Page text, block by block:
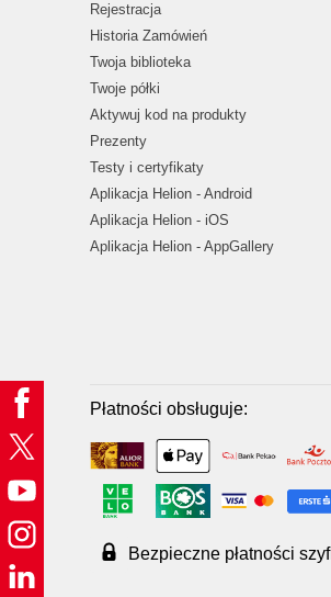
Rejestracja
Historia Zamówień
Twoja biblioteka
Twoje półki
Aktywuj kod na produkty
Prezenty
Testy i certyfikaty
Aplikacja Helion - Android
Aplikacja Helion - iOS
Aplikacja Helion - AppGallery
Płatności obsługuje:
Bezpieczne płatności